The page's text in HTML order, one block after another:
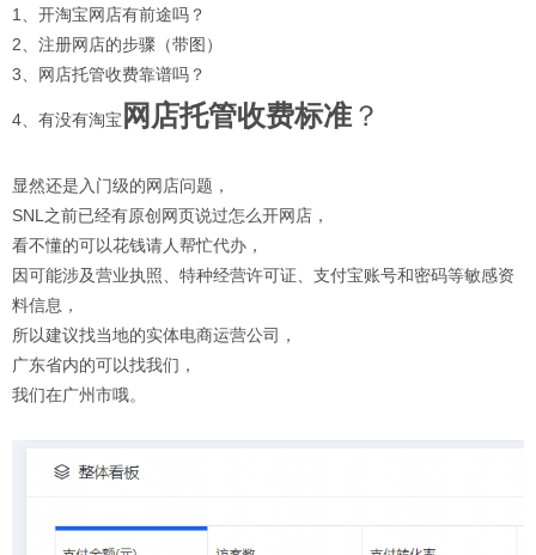
1、开淘宝网店有前途吗？
2、注册网店的步骤（带图）
3、网店托管收费靠谱吗？
4、有没有淘宝 网店托管收费标准 ？
显然还是入门级的网店问题，
SNL之前已经有原创网页说过怎么开网店，
看不懂的可以花钱请人帮忙代办，
因可能涉及营业执照、特种经营许可证、支付宝账号和密码等敏感资
料信息，
所以建议找当地的实体电商运营公司，
广东省内的可以找我们，
我们在广州市哦。